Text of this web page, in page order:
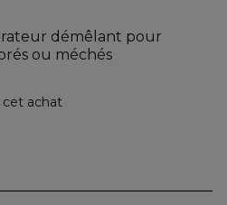
démêlant pour
ou méchés
cet achat